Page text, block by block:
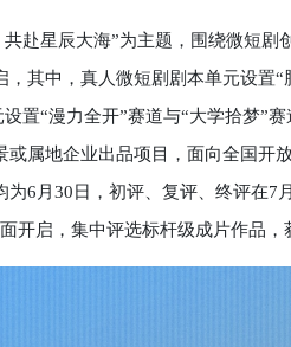
星辰大海”为主题，围绕微短剧
，其中，真人微短剧剧本单元设置
置“漫力全开”赛道与“大学拾梦”
属地企业出品项目，面向全国开
为6月30日，初评、复评、终评在
开启，集中评选标杆级成片作品